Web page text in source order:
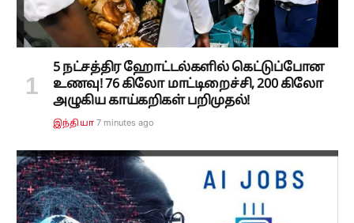
5 நட்சத்திர ஹோட்டல்களில் கெட்டுப்போன
உணவு! 76 கிலோ மாட்டிறைச்சி, 200 கிலோ
அழுகிய காய்கறிகள் பறிமுதல்!
இந்தியா 7 minutes ago